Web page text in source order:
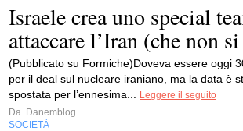
Israele crea uno special
attaccare l’Iran (che non
(Pubblicato su Formiche)Doveva essere oggi
per il deal sul nucleare iraniano, ma la data è
spostata per l’ennesima...
Leggere il seguito
Da Danemblog
SOCIETÀ